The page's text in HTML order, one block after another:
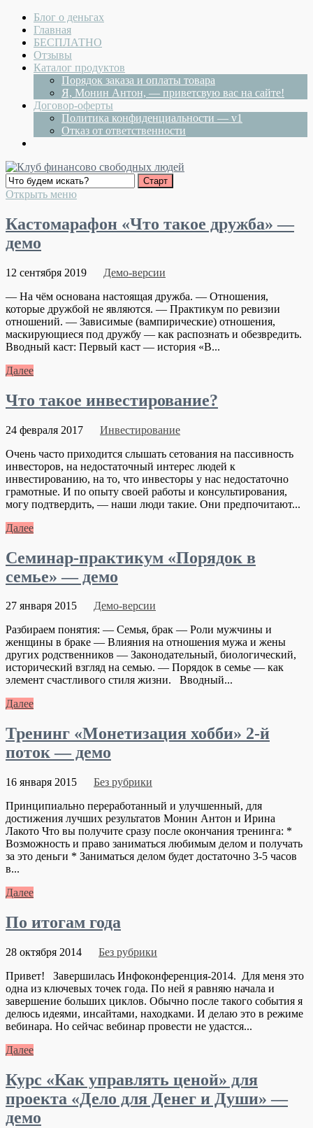
Блог о деньгах
Главная
БЕСПЛАТНО
Отзывы
Каталог продуктов
Порядок заказа и оплаты товара
Я, Монин Антон, — приветсвую вас на сайте!
Договор-оферты
Политика конфиденциальности — v1
Отказ от ответственности
Открыть меню
Кастомарафон «Что такое дружба» —
демо
12 сентября 2019
Демо-версии
— На чём основана настоящая дружба. — Отношения,
которые дружбой не являются. — Практикум по ревизии
отношений. — Зависимые (вампирические) отношения,
маскирующиеся под дружбу — как распознать и обезвредить.
Вводный каст: Первый каст — история «В...
Далее
Что такое инвестирование?
24 февраля 2017
Инвестирование
Очень часто приходится слышать сетования на пассивность
инвесторов, на недостаточный интерес людей к
инвестированию, на то, что инвесторы у нас недостаточно
грамотные. И по опыту своей работы и консультирования,
могу подтвердить, — наши люди такие. Они предпочитают...
Далее
Семинар-практикум «Порядок в
семье» — демо
27 января 2015
Демо-версии
Разбираем понятия: — Семья, брак — Роли мужчины и
женщины в браке — Влияния на отношения мужа и жены
других родственников — Законодательный, биологический,
исторический взгляд на семью. — Порядок в семье — как
элемент счастливого стиля жизни. Вводный...
Далее
Тренинг «Монетизация хобби» 2-й
поток — демо
16 января 2015
Без рубрики
Принципиально переработанный и улучшенный, для
достижения лучших результатов Монин Антон и Ирина
Лакото Что вы получите сразу после окончания тренинга: *
Возможность и право заниматься любимым делом и получать
за это деньги * Заниматься делом будет достаточно 3-5 часов
в...
Далее
По итогам года
28 октября 2014
Без рубрики
Привет! Завершилась Инфоконференция-2014. Для меня это
одна из ключевых точек года. По ней я равняю начала и
завершение больших циклов. Обычно после такого события я
делюсь идеями, инсайтами, находками. И делаю это в режиме
вебинара. Но сейчас вебинар провести не удастся...
Далее
Курс «Как управлять ценой» для
проекта «Дело для Денег и Души» —
демо